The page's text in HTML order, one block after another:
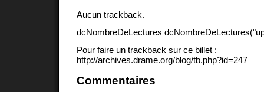
Aucun trackback.
dcNombreDeLectures
Pour faire un trackback sur ce billet :
http://archives.drame.org/blog/tb.php?id=247
Commentaires